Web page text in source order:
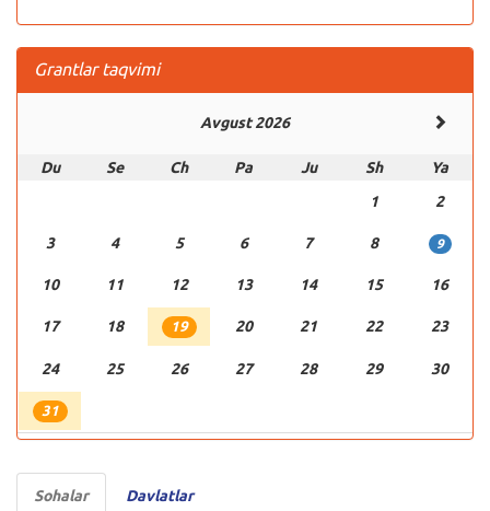
Grantlar taqvimi
Avgust 2026
Du Se Ch Pa Ju Sh
Ya
1
2
3 4 5 6 7 8 9
10 11 12 13 14 15 16
17 18 19 20 21 22 23
24 25 26 27 28 29 30
31
Sohalar Davlatlar